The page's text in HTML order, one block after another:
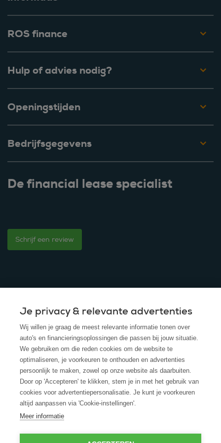
ROS finance
Hulp of advies nodig?
Openingstijden
Bedrijfsgegevens
De financial lease specialist
Schrijf een review
© 2025 - ROS Krediet Service
Algemene Voorwaarden
Disclaimer
Privacy Policy
Cookies
Cookie policy
Je privacy & relevante advertenties
Wij willen je graag de meest relevante informatie tonen over
auto's en financieringsoplossingen die passen bij jouw situatie.
We gebruiken om die reden cookies om de website te
optimaliseren, je voorkeuren te onthouden en advertenties
persoonlijk te maken, zowel op onze website als daarbuiten.
Door op 'Accepteren' te klikken, stem je in met het gebruik van
cookies voor advertentiepersonalisatie. Je kunt je voorkeuren
altijd aanpassen via 'Cookie-instellingen'.
Meer informatie